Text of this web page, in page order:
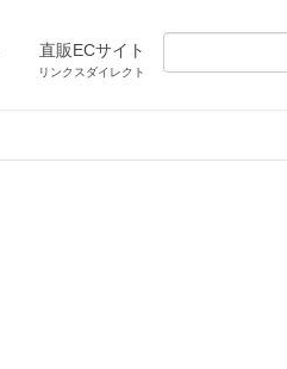
直販ECサイト
リンクスダイレクト